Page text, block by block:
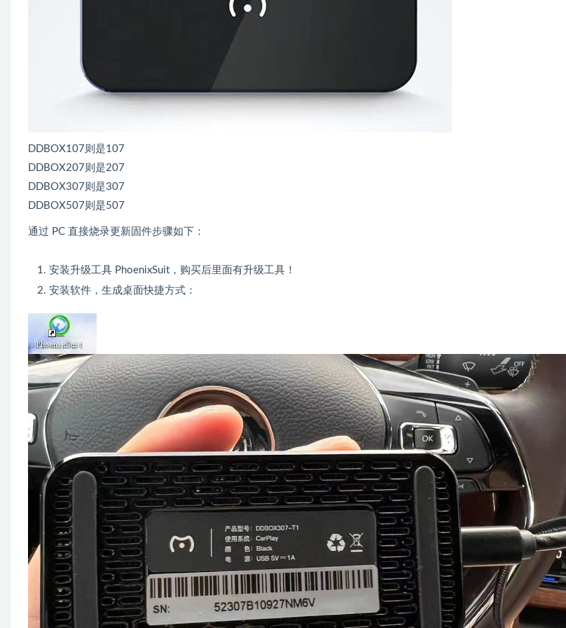
DDBOX107则是107
DDBOX207则是207
DDBOX307则是307
DDBOX507则是507
通过 PC 直接烧录更新固件步骤如下：
安装升级工具 PhoenixSuit，购买后里面有升级工具！
安装软件，生成桌面快捷方式：